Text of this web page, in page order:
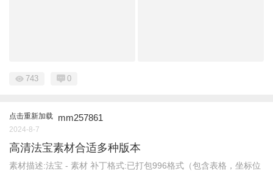
743 0
点击重新加载 mm257861
2024-8-7
高清法宝素材合适多种版本
素材描述:法宝 - 素材 补丁格式:已打包996格式（包含表格，坐标位